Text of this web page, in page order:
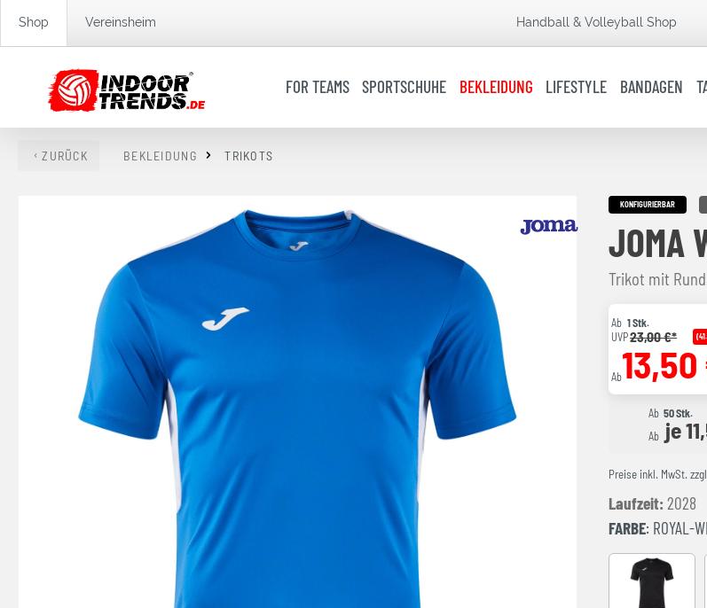
Zur Hauptnavigation springen
Shop Vereinsheim Handball & Volleyball Shop
FOR TEAMS SPORTSCHUHE BEKLEIDUNG LIFESTYLE BANDAGEN
ZURÜCK BEKLEIDUNG TRIKOTS
KONFIGURIERBAR
JOMA
Trikot mit
Ab 1 Stk.
UVP23,00 €*
Ab
Ab 50 Stk.
Ab je
Preise inkl. MwSt.
Laufzeit: 2028
FARBE: ROYAL-
BLACK-